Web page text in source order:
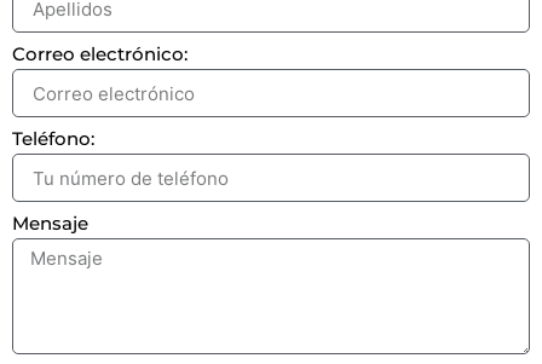
Correo electrónico:
Teléfono:
Mensaje